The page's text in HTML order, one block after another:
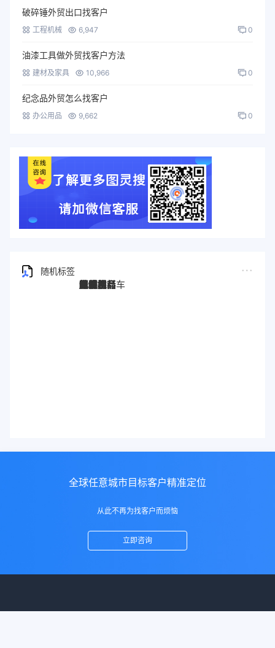
破碎锤外贸出口找客户
工程机械 6,947 0
油漆工具做外贸找客户方法
建材及家具 10,966 0
纪念品外贸怎么找客户
办公用品 9,662 0
随机标签
图灵搜
电子秤
劳保手套
压缩机
宠物用品
纸袋
塑料袋
箱包
圣诞树
电子烟
集装箱
沙发
户外用品
美容用品
红酒
电动自行车
服装
母婴用品
石材
壁纸
建筑材料
全球任意城市目标客户精准定位
从此不再为找客户而烦恼
立即咨询